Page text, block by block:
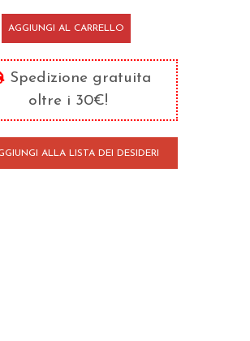
AGGIUNGI AL CARRELLO
Spedizione gratuita
oltre i 30€!
ALLA LISTA DEI DESIDERI